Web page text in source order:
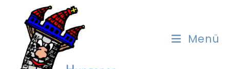
springen
Menü